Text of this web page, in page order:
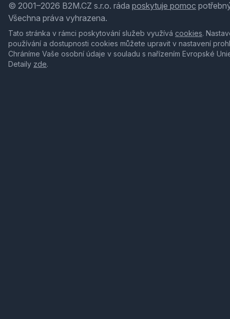
© 2001–2026 B2M.CZ s.r.o. ráda poskytuje pomoc
Všechna práva vyhrazena.
Tato stránka v rámci poskytování služeb využívá cookies.
používání a dostupnosti cookies můžete upravit v nastavení
Chráníme Vaše osobní údaje v souladu s nařízením Evropské
Detaily zde.